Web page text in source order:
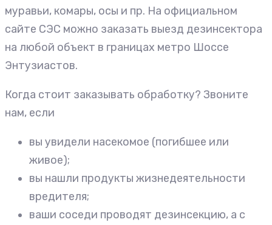
муравьи, комары, осы и пр. На официальном
сайте СЭС можно заказать выезд дезинсектора
на любой объект в границах метро Шоссе
Энтузиастов.
Когда стоит заказывать обработку? Звоните
нам, если
вы увидели насекомое (погибшее или
живое);
вы нашли продукты жизнедеятельности
вредителя;
ваши соседи проводят дезинсекцию, а с